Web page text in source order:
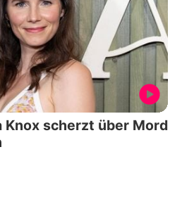
Knox scherzt über Mord